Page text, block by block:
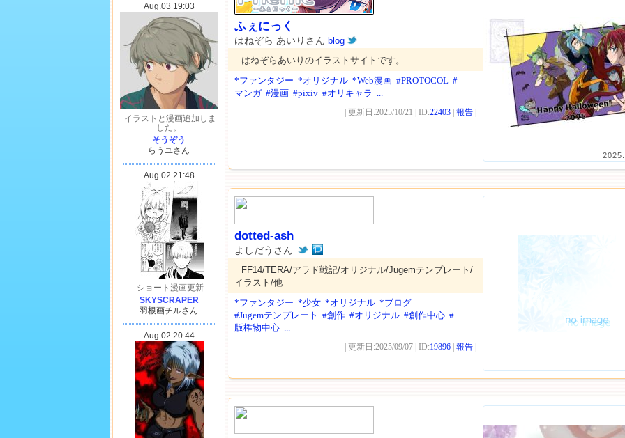
ふぇにっく
はねぞら あいりさん blog
はねぞらあいりのイラストサイトです。
*ファンタジー *オリジナル *Web漫画 #PROTOCOL #
マンガ #漫画 #pixiv #オリキャラ ...
| 更新日:2025/10/21 | ID:22403 報告
dotted-ash
よしだうさん
FF14/TERA/アラド戦記/オリジナル/Jugemテンプレート/
イラスト/他
*ファンタジー *少女 *オリジナル *ブログ
#Jugemテンプレート #創作 #オリジナル #創作中心 #
版権物中心 ...
| 更新日:2025/09/07 | ID:19896 報告